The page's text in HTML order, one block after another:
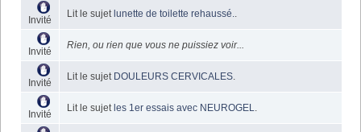
Invité
Lit le sujet lunette de toilette rehaussé..
Invité
Rien, ou rien que vous ne puissiez voir...
Invité
Lit le sujet DOULEURS CERVICALES.
Invité
Lit le sujet les 1er essais avec NEUROGEL.